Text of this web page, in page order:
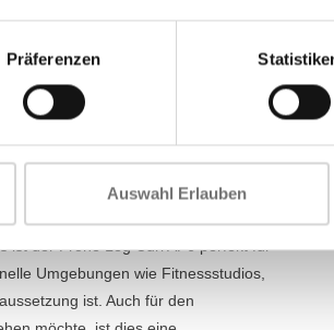
Präferenzen
Auswahl Erlauben
Eigengewicht von 210 kg steht
Haltung einnehmen können.
Verletzungsrisiko. Die ergonomisch
Ihren Rumpf, sodass Sie sich voll und
können. Dieser Leg Curl ist eine
ist der Prone Leg Curl AP6 perfekt für
Umgebungen wie Fitnessstudios,
ist. Auch für den